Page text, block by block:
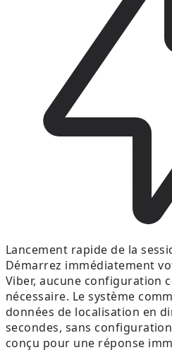
Lancement rapide de la
Démarrez immédiatement
Viber, aucune configuration
nécessaire. Le système
données de localisation en
secondes, sans
conçu pour une réponse